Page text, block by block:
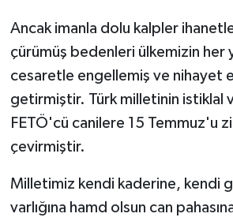
Ancak imanla dolu kalpler
çürümüş bedenleri ülkemizin her
cesaretle engellemiş ve nihayet
getirmiştir. Türk milletinin istiklal
FETÖ'cü canilere 15 Temmuz'u
çevirmiştir.
Milletimiz kendi kaderine, kendi
varlığına hamd olsun can